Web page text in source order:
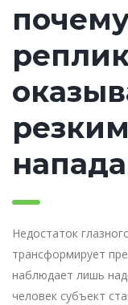
Недостаток
трансформирует
наблюдает лишь
человек субъект